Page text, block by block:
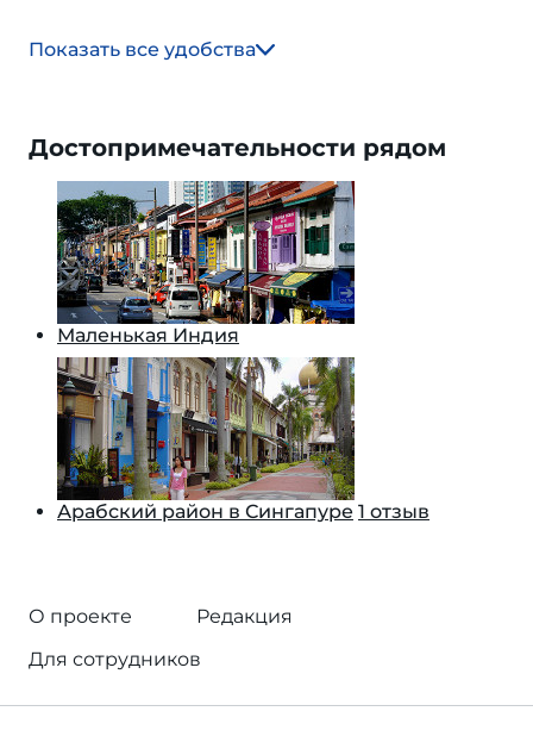
Показать все удобства
Достопримечательности рядом
Маленькая Индия
Арабский район в Сингапуре 1 отзыв
О проекте
Редакция
Для сотрудников